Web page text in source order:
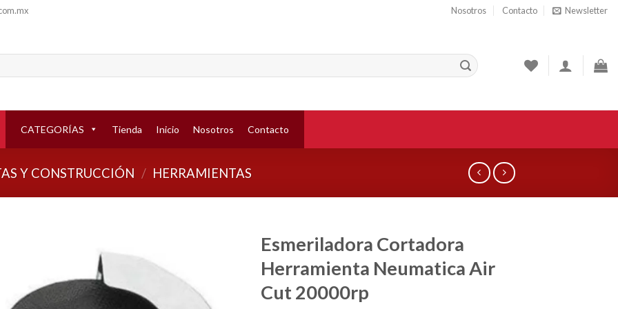
Nosotros Contacto Newsletter
CATEGORÍAS Tienda Inicio Nosotros Contacto
Y CONSTRUCCIÓN / HERRAMIENTAS
lista de
Esmeriladora Cortadora
Herramienta Neumatica Air
Cut 20000rp